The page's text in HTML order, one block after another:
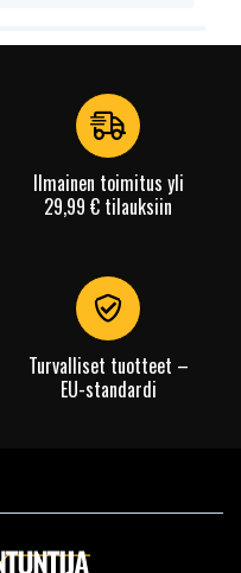
Ilmainen toimitus yli
29,99 € tilauksiin
Turvalliset tuotteet –
EU-standardi